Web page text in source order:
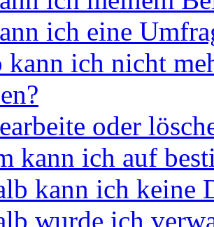
ich eine
kann ich nicht
oder
kann ich auf
kann ich keine
wurde ich